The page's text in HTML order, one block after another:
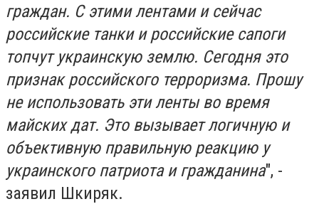
граждан. С этими лентами и сейчас
российские танки и российские сапоги
топчут украинскую землю. Сегодня это
признак российского терроризма. Прошу
не использовать эти ленты во время
майских дат. Это вызывает логичную и
объективную правильную реакцию у
украинского патриота и гражданина", -
заявил Шкиряк.